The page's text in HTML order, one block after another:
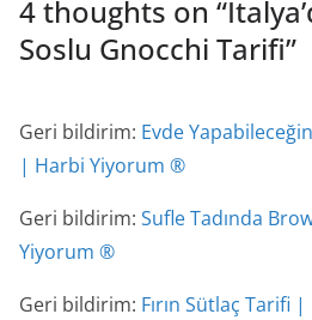
4 thoughts on “
Soslu Gnocchi Tarifi”
Geri bildirim: Evde
| Harbi Yiyorum ®
Geri bildirim: Sufle Tadında
Yiyorum ®
Geri bildirim: Fırın Sütlaç Tarifi